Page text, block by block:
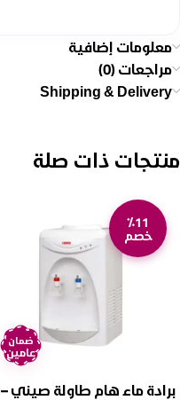
معلومات إضافية
مراجعات (0)
Shipping & Delivery
منتجات ذات صلة
٪11
خصم
ضمان
عامين
برادة ماء هام طاولة صيني –